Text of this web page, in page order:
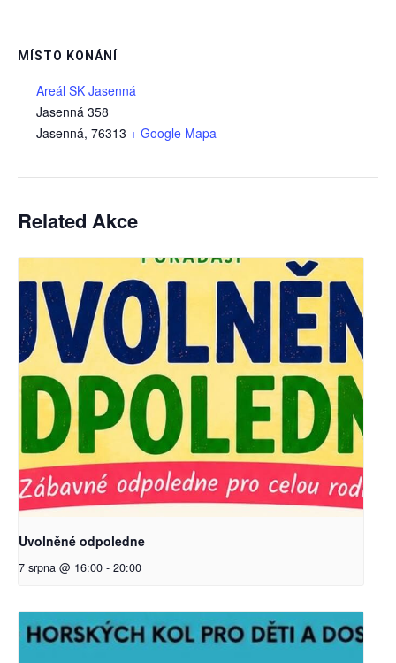
MÍSTO KONÁNÍ
Areál SK Jasenná
Jasenná 358
Jasenná, 76313 + Google Mapa
Related Akce
Uvolněné odpoledne
7 srpna @ 16:00 - 20:00